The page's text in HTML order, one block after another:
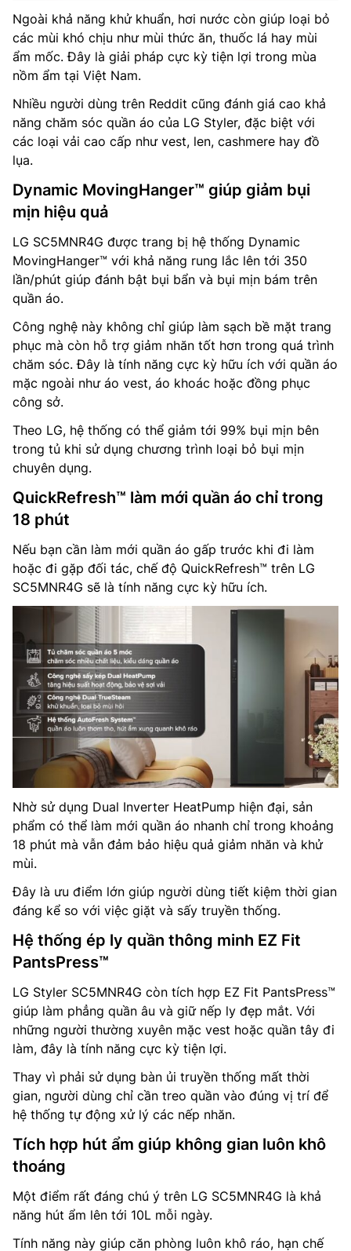
Ngoài khả năng khử khuẩn, hơi nước còn giúp loại bỏ
các mùi khó chịu như mùi thức ăn, thuốc lá hay mùi
ẩm mốc. Đây là giải pháp cực kỳ tiện lợi trong mùa
nồm ẩm tại Việt Nam.
Nhiều người dùng trên Reddit cũng đánh giá cao khả
năng chăm sóc quần áo của LG Styler, đặc biệt với
các loại vải cao cấp như vest, len, cashmere hay đồ
lụa.
Dynamic MovingHanger™ giúp giảm bụi
mịn hiệu quả
LG SC5MNR4G được trang bị hệ thống Dynamic
MovingHanger™ với khả năng rung lắc lên tới 350
lần/phút giúp đánh bật bụi bẩn và bụi mịn bám trên
quần áo.
Công nghệ này không chỉ giúp làm sạch bề mặt trang
phục mà còn hỗ trợ giảm nhăn tốt hơn trong quá trình
chăm sóc. Đây là tính năng cực kỳ hữu ích với quần áo
mặc ngoài như áo vest, áo khoác hoặc đồng phục
công sở.
Theo LG, hệ thống có thể giảm tới 99% bụi mịn bên
trong tủ khi sử dụng chương trình loại bỏ bụi mịn
chuyên dụng.
QuickRefresh™ làm mới quần áo chỉ trong
18 phút
Nếu bạn cần làm mới quần áo gấp trước khi đi làm
hoặc đi gặp đối tác, chế độ QuickRefresh™ trên LG
SC5MNR4G sẽ là tính năng cực kỳ hữu ích.
Nhờ sử dụng Dual Inverter HeatPump hiện đại, sản
phẩm có thể làm mới quần áo nhanh chỉ trong khoảng
18 phút mà vẫn đảm bảo hiệu quả giảm nhăn và khử
mùi.
Đây là ưu điểm lớn giúp người dùng tiết kiệm thời gian
đáng kể so với việc giặt và sấy truyền thống.
Hệ thống ép ly quần thông minh EZ Fit
PantsPress™
LG Styler SC5MNR4G còn tích hợp EZ Fit PantsPress™
giúp làm phẳng quần âu và giữ nếp ly đẹp mắt. Với
những người thường xuyên mặc vest hoặc quần tây đi
làm, đây là tính năng cực kỳ tiện lợi.
Thay vì phải sử dụng bàn ủi truyền thống mất thời
gian, người dùng chỉ cần treo quần vào đúng vị trí để
hệ thống tự động xử lý các nếp nhăn.
Tích hợp hút ẩm giúp không gian luôn khô
thoáng
Một điểm rất đáng chú ý trên LG SC5MNR4G là khả
năng hút ẩm lên tới 10L mỗi ngày.
Tính năng này giúp căn phòng luôn khô ráo, hạn chế